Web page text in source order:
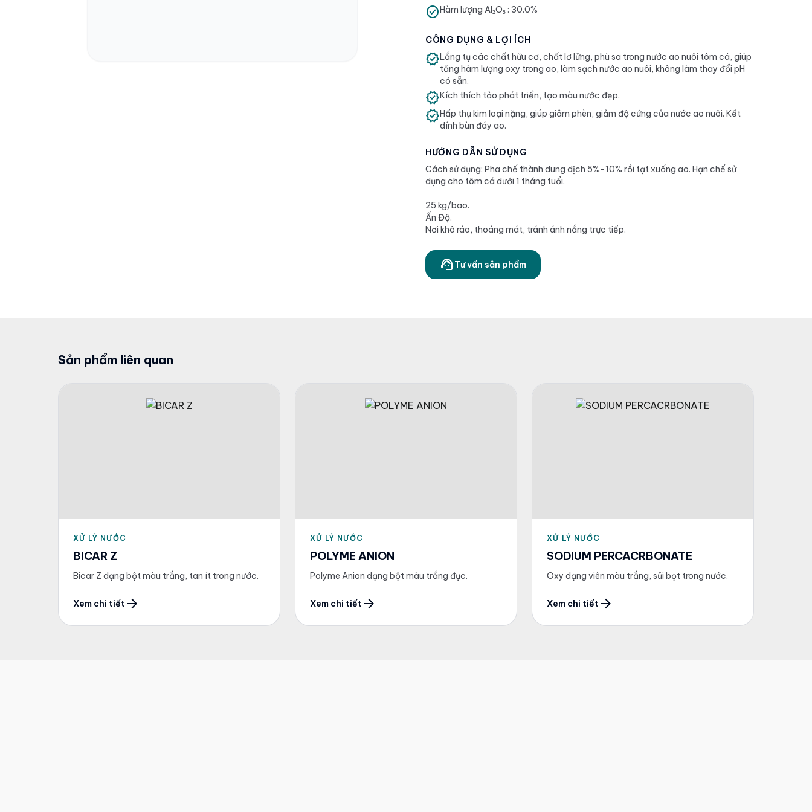
check_circleHàm lượng Al₂O₃ : 30.0%
CÔNG DỤNG & LỢI ÍCH
verifiedLắng tụ các chất hữu cơ, chất lơ lửng, phù sa trong nước ao nuôi tôm cá, giúp
tăng hàm lượng oxy trong ao, làm sạch nước ao nuôi, không làm thay đổi pH
có sẵn.
verifiedKích thích tảo phát triển, tạo màu nước đẹp.
verifiedHấp thụ kim loại nặng, giúp giảm phèn, giảm độ cứng của nước ao nuôi. Kết
dính bùn đáy ao.
HƯỚNG DẪN SỬ DỤNG
Cách sử dụng: Pha chế thành dung dịch 5%-10% rồi tạt xuống ao. Hạn chế sử
dụng cho tôm cá dưới 1 tháng tuổi.
25 kg/bao.
Ấn Độ.
Nơi khô ráo, thoáng mát, tránh ánh nắng trực tiếp.
support_agentTư vấn sản phẩm
Sản phẩm liên quan
XỬ LÝ NƯỚC
BICAR Z
Bicar Z dạng bột màu trắng, tan ít trong nước.
Xem chi tiết arrow_forward
XỬ LÝ NƯỚC
POLYME ANION
Polyme Anion dạng bột màu trắng đục.
Xem chi tiết arrow_forward
XỬ LÝ NƯỚC
SODIUM PERCACRBONATE
Oxy dạng viên màu trắng, sủi bọt trong nước.
Xem chi tiết arrow_forward